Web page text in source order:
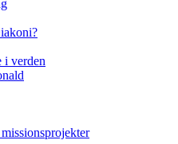
i verden